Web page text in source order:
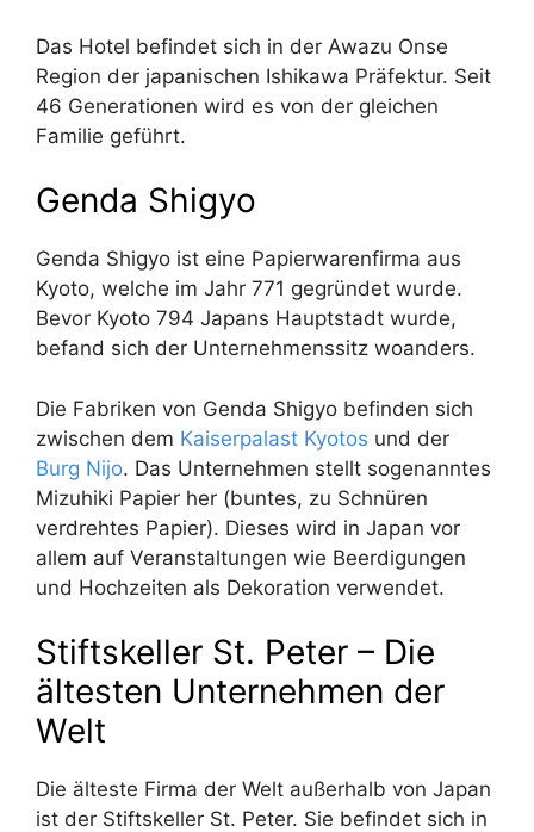
Das Hotel befindet sich in der Awazu Onse
Region der japanischen Ishikawa Präfektur. Seit
46 Generationen wird es von der gleichen
Familie geführt.
Genda Shigyo
Genda Shigyo ist eine Papierwarenfirma aus
Kyoto, welche im Jahr 771 gegründet wurde.
Bevor Kyoto 794 Japans Hauptstadt wurde,
befand sich der Unternehmenssitz woanders.
Die Fabriken von Genda Shigyo befinden sich
zwischen dem Kaiserpalast Kyotos und der
Burg Nijo. Das Unternehmen stellt sogenanntes
Mizuhiki Papier her (buntes, zu Schnüren
verdrehtes Papier). Dieses wird in Japan vor
allem auf Veranstaltungen wie Beerdigungen
und Hochzeiten als Dekoration verwendet.
Stiftskeller St. Peter – Die
ältesten Unternehmen der
Welt
Die älteste Firma der Welt außerhalb von Japan
ist der Stiftskeller St. Peter. Sie befindet sich in